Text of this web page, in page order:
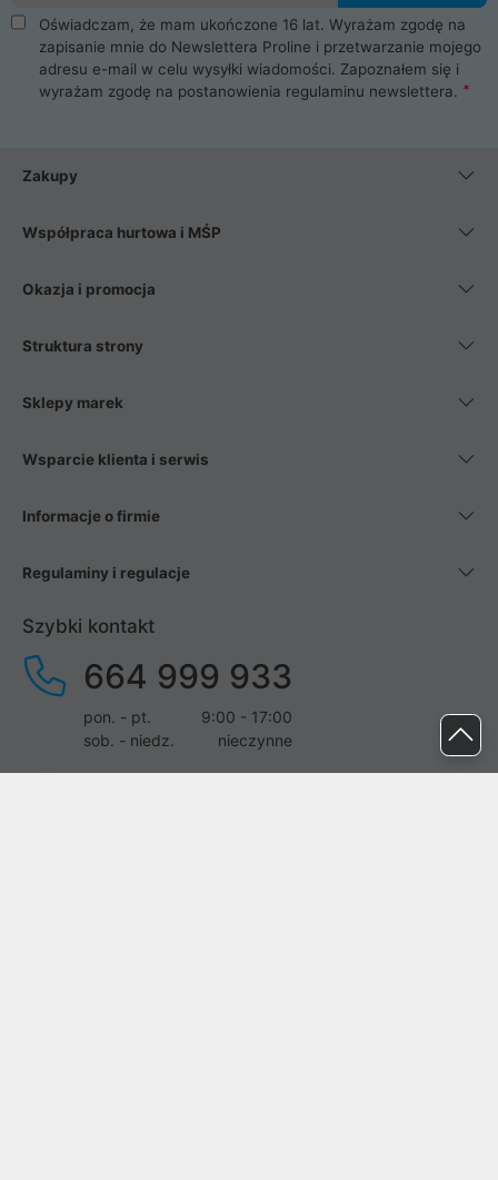
Oświadczam, że mam ukończone 16 lat. Wyrażam zgodę na
zapisanie mnie do Newslettera Proline i przetwarzanie mojego
adresu e-mail w celu wysyłki wiadomości. Zapoznałem się i
wyrażam zgodę na postanowienia regulaminu newslettera.
Zakupy
Współpraca hurtowa i MŚP
Okazja i promocja
Struktura strony
Sklepy marek
Wsparcie klienta i serwis
Informacje o firmie
Regulaminy i regulacje
Szybki kontakt
664 999 933
pon. - pt.
9:00 - 17:00
sob. - niedz.
nieczynne